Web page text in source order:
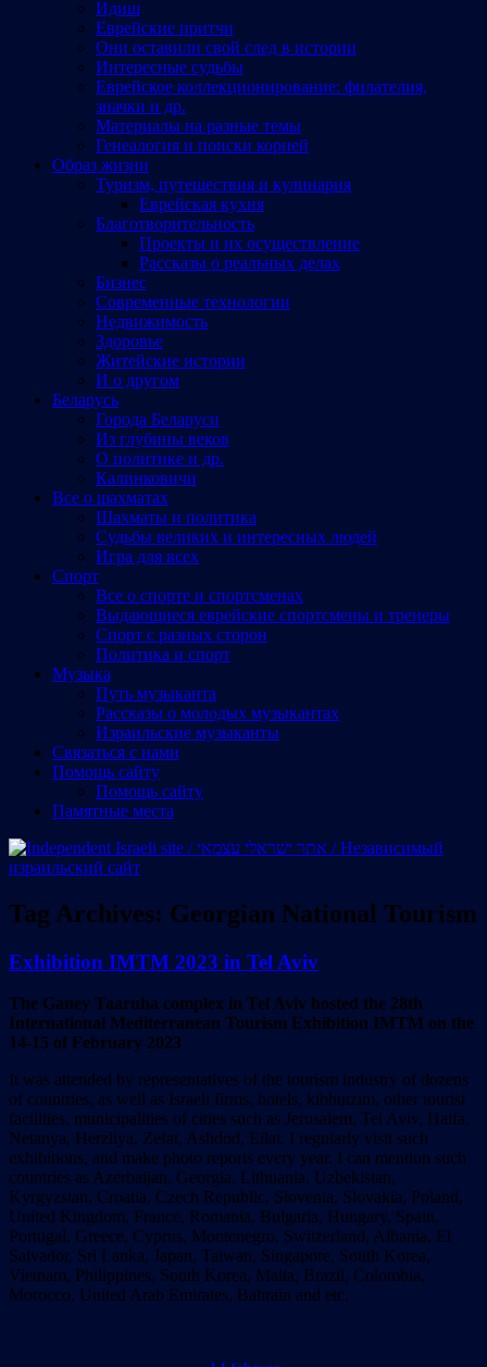
Идиш
Еврейские притчи
Они оставили свой след в истории
Интересные судьбы
Еврейское коллекционирование: филателия,
значки и др.
Материалы на разные темы
Генеалогия и поиски корней
Образ жизни
Туризм, путешествия и кулинария
Еврейская кухня
Благотворительность
Проекты и их осуществление
Рассказы о реальных делах
Бизнес
Современные технологии
Недвижимость
Здоровье
Житейские истории
И о другом
Беларусь
Города Беларуси
Из глубины веков
О политике и др.
Калинковичи
Все о шахматах
Шахматы и политика
Судьбы великих и интересных людей
Игра для всех
Спорт
Все о спорте и спортсменах
Выдающиеся еврейские спортсмены и тренеры
Спорт с разных сторон
Политика и спорт
Музыка
Путь музыканта
Рассказы о молодых музыкантах
Израильские музыканты
Cвязаться с нами
Помощь сайту
Помощь сайту
Памятные места
Tag Archives: Georgian National Tourism
Exhibition IMTM 2023 in Tel Aviv
The Ganey Taaruha complex in Tel Aviv hosted the 28th
International Mediterranean Tourism Exhibition IMTM on the
14-15 of February 2023
It was attended by representatives of the tourism industry of dozens
of countries, as well as Israeli firms, hotels, kibbutzim, other tourist
facilities, municipalities of cities such as Jerusalem, Tel Aviv, Haifa,
Netanya, Herzliya, Zefat, Ashdod, Eilat. I regularly visit such
exhibitions, and make photo reports every year. I can mention such
countries as Azerbaijan, Georgia, Lithuania, Uzbekistan,
Kyrgyzstan, Croatia, Czech Republic, Slovenia, Slovakia, Poland,
United Kingdom, France, Romania, Bulgaria, Hungary, Spain,
Portugal, Greece, Cyprus, Montenegro, Switzerland, Albania, El
Salvador, Sri Lanka, Japan, Taiwan, Singapore, South Korea,
Vietnam, Philippines, South Korea, Malta, Brazil, Colombia,
Morocco, United Arab Emirates, Bahrain and etc.